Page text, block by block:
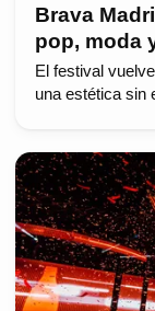
Brava
pop, moda
El festival
una estética sin